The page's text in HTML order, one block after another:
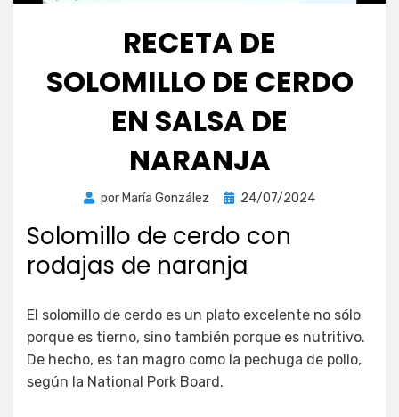
RECETA DE
SOLOMILLO DE CERDO
EN SALSA DE
NARANJA
por María González
Publicada
24/07/2024
Solomillo de cerdo con
rodajas de naranja
El solomillo de cerdo es un plato excelente no sólo
porque es tierno, sino también porque es nutritivo.
De hecho, es tan magro como la pechuga de pollo,
según la National Pork Board.